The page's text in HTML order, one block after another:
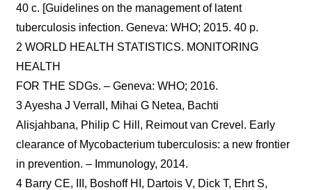
40 с. [Guidelines on the management of latent
tuberculosis infection. Geneva: WHO; 2015. 40 p.
2 WORLD HEALTH STATISTICS. MONITORING
HEALTH
FOR THE SDGs. – Geneva: WHO; 2016.
3 Ayesha J Verrall, Mihai G Netea, Bachti
Alisjahbana, Philip C Hill, Reimout van Crevel. Early
clearance of Mycobacterium tuberculosis: a new frontier
in prevention. – Immunology, 2014.
4 Barry CE, III, Boshoff HI, Dartois V, Dick T, Ehrt S,